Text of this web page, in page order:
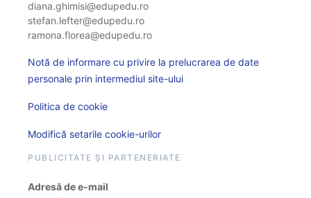
diana.ghimisi@edupedu.ro
stefan.lefter@edupedu.ro
ramona.florea@edupedu.ro
Notă de informare cu privire la prelucrarea de date
personale prin intermediul site-ului
Politica de cookie
Modifică setarile cookie-urilor
PUBLICITATE ȘI PARTENERIATE
Adresă de e-mail